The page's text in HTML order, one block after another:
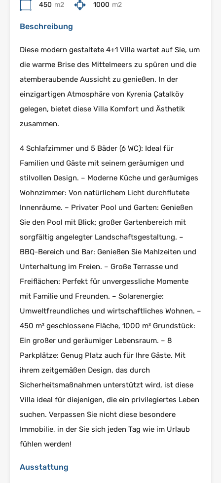
450 m2 1000 m2
Beschreibung
Diese modern gestaltete 4+1 Villa wartet auf Sie, um
die warme Brise des Mittelmeers zu spüren und die
atemberaubende Aussicht zu genießen. In der
einzigartigen Atmosphäre von Kyrenia Çatalköy
gelegen, bietet diese Villa Komfort und Ästhetik
zusammen.
4 Schlafzimmer und 5 Bäder (6 WC): Ideal für
Familien und Gäste mit seinem geräumigen und
stilvollen Design. – Moderne Küche und geräumiges
Wohnzimmer: Von natürlichem Licht durchflutete
Innenräume. – Privater Pool und Garten: Genießen
Sie den Pool mit Blick; großer Gartenbereich mit
sorgfältig angelegter Landschaftsgestaltung. –
BBQ-Bereich und Bar: Genießen Sie Mahlzeiten und
Unterhaltung im Freien. – Große Terrasse und
Freiflächen: Perfekt für unvergessliche Momente
mit Familie und Freunden. – Solarenergie:
Umweltfreundliches und wirtschaftliches Wohnen. –
450 m² geschlossene Fläche, 1000 m² Grundstück:
Ein großer und geräumiger Lebensraum. – 8
Parkplätze: Genug Platz auch für Ihre Gäste. Mit
ihrem zeitgemäßen Design, das durch
Sicherheitsmaßnahmen unterstützt wird, ist diese
Villa ideal für diejenigen, die ein privilegiertes Leben
suchen. Verpassen Sie nicht diese besondere
Immobilie, in der Sie sich jeden Tag wie im Urlaub
fühlen werden!
Ausstattung